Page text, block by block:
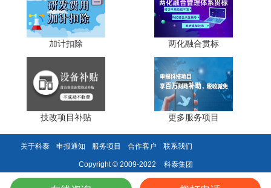
功能、外观、品质上更具优势。通过工业设计中心认定的企
业，品牌知名度与美誉度得到提升，在参与国际展会、对接
优质客户时更具竞争力，从而扩大市场份额，获取更高的经
(三)推动产业协同发展
工业设计中心认定不仅带动企业自身发展，还能通过产
业链传导，推动上下游企业协同创新。例如，核心企业的创
新设计需求，会促使零部件供应商改进工艺、提升产品质
量，形成产业创新合力，推动东莞制造业整体升级。
加计扣除 两化融合贯标
技改项目补贴 更多服务项目
关于科泰 申报通知 服务项目 合作客户 联系我们
Copyright © 2009-2022 科泰集团